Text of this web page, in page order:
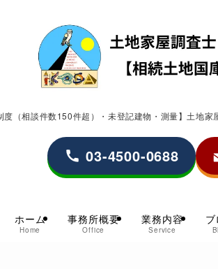
度（相談件数150件超）・未登記建物・測量】土地
ホーム
Home
事務所概要
Office
業務内容
Service
03-4500-0688